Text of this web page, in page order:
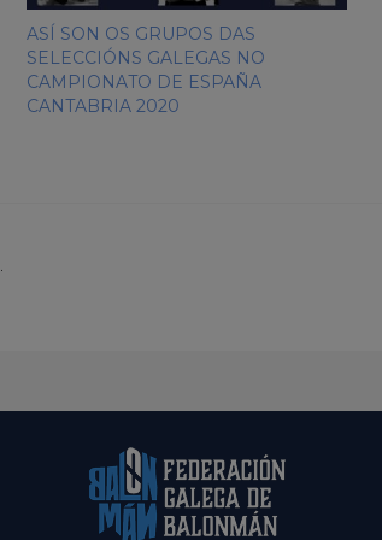
ASÍ SON OS GRUPOS DAS
SELECCIÓNS GALEGAS NO
CAMPIONATO DE ESPAÑA
CANTABRIA 2020